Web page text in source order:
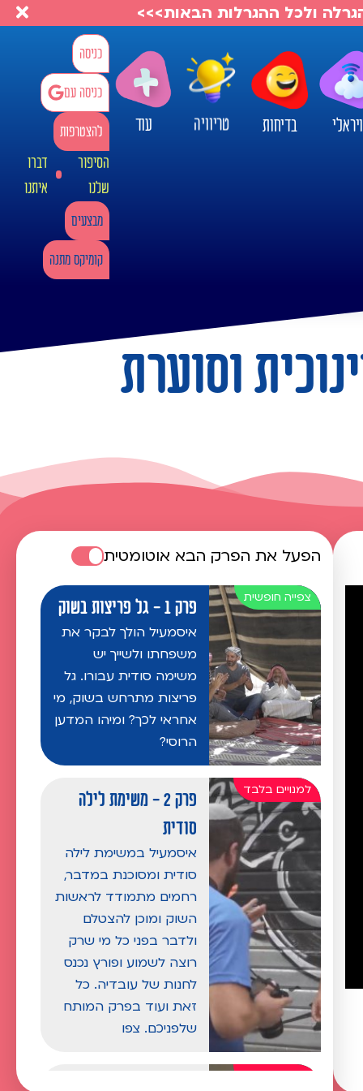
ולכל ההגרלות הבאות>>>
ויראלי בדיחות טריוויה עוד
כניסה
כניסה עם
להצטרפות
הסיפור
שלנו
דברו
איתנו
מבצעים
קומיקס מתנה
הפעל את הפרק הבא אוטומטית
פרק 1 - גל פריצות בשוק
איסמעיל הולך לבקר את
משפחתו ולשייך יש
משימה סודית עבורו. גל
פריצות מתרחש בשוק, מי
אחראי לכך? ומיהו המדען
הרוסי?
פרק 2 - משימת לילה
סודית
איסמעיל במשימת לילה
סודית ומסוכנת במדבר,
רחמים מתמודד לראשות
השוק ומוכן להצטלם
ולדבר בפני כל מי שרק
רוצה לשמוע ופורץ נכנס
לחנות של עובדיה. כל
זאת ועוד בפרק המותח
שלפניכם. צפו